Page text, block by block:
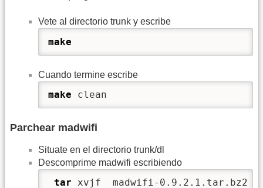
Vete al directorio trunk y escribe
make
Cuando termine escribe
make clean
Parchear madwifi
Situate en el directorio trunk/dl
Descomprime madwifi escribiendo
tar xvjf  madwifi-0.9.2.1.tar.bz2